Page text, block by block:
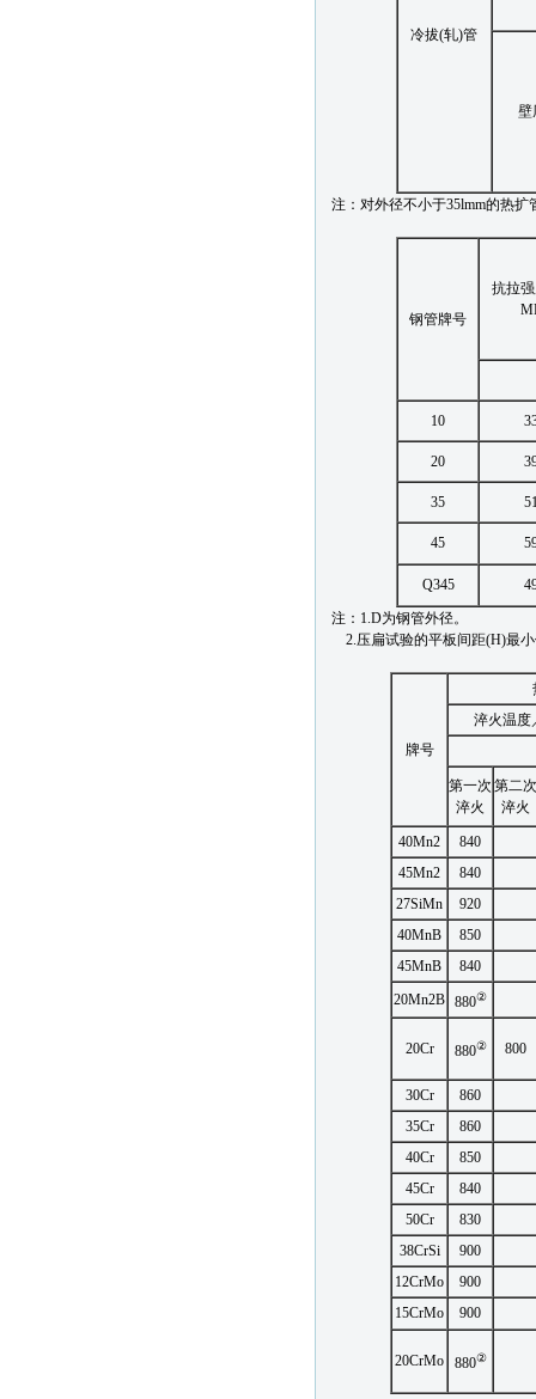
冷拔(轧)管
壁
注：对外径不小于35lmm的热
钢管牌号
抗拉
10
20
35
45
Q345
注：1.D为钢管外径。
2.压扁试验的平板间距(H)最
牌号
淬火温
第一次
淬火
第二次
淬火
40Mn2
840
45Mn2
840
27SiMn
920
40MnB
850
45MnB
840
20Mn2B 880②
20Cr 880② 800
30Cr
860
35Cr
860
40Cr
850
45Cr
840
50Cr
830
38CrSi
900
12CrMo
900
15CrMo
900
20CrMo 880②